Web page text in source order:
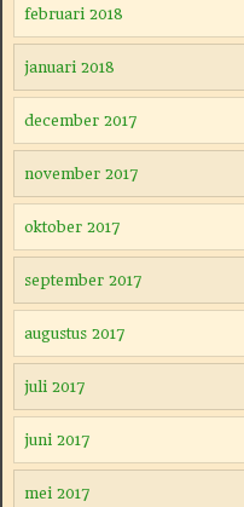
februari 2018
januari 2018
december 2017
november 2017
oktober 2017
september 2017
augustus 2017
juli 2017
juni 2017
mei 2017